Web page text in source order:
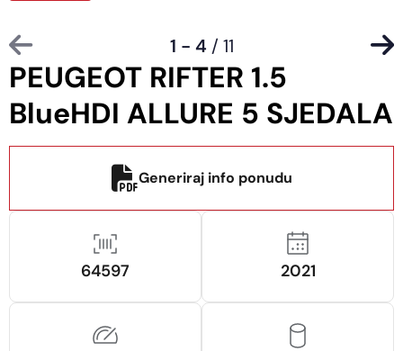
PEUGEOT RIFTER 1.5
BlueHDI ALLURE 5 SJEDALA
1 - 4 / 11
Generiraj info ponudu
64597 2021